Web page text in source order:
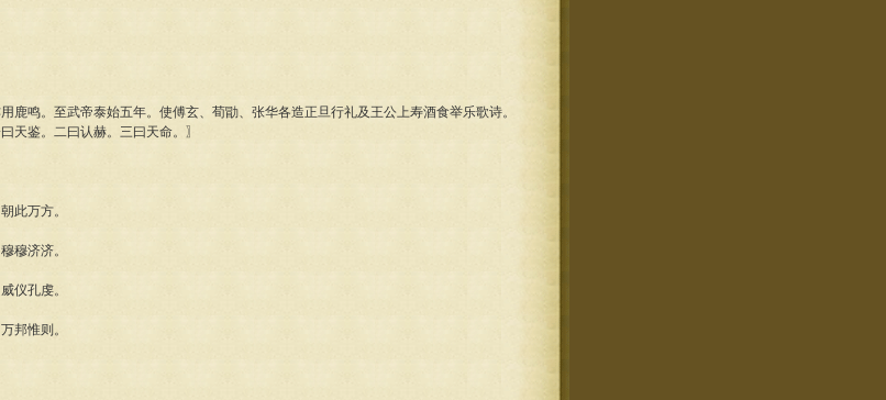
鸣。至武帝泰始五年。使傅玄、荀勖、张华各造正旦行礼及王公上寿酒食举乐歌诗。
天鉴。二曰认赫。三曰天命。〗
此万方。
穆济济。
仪孔虔。
邦惟则。